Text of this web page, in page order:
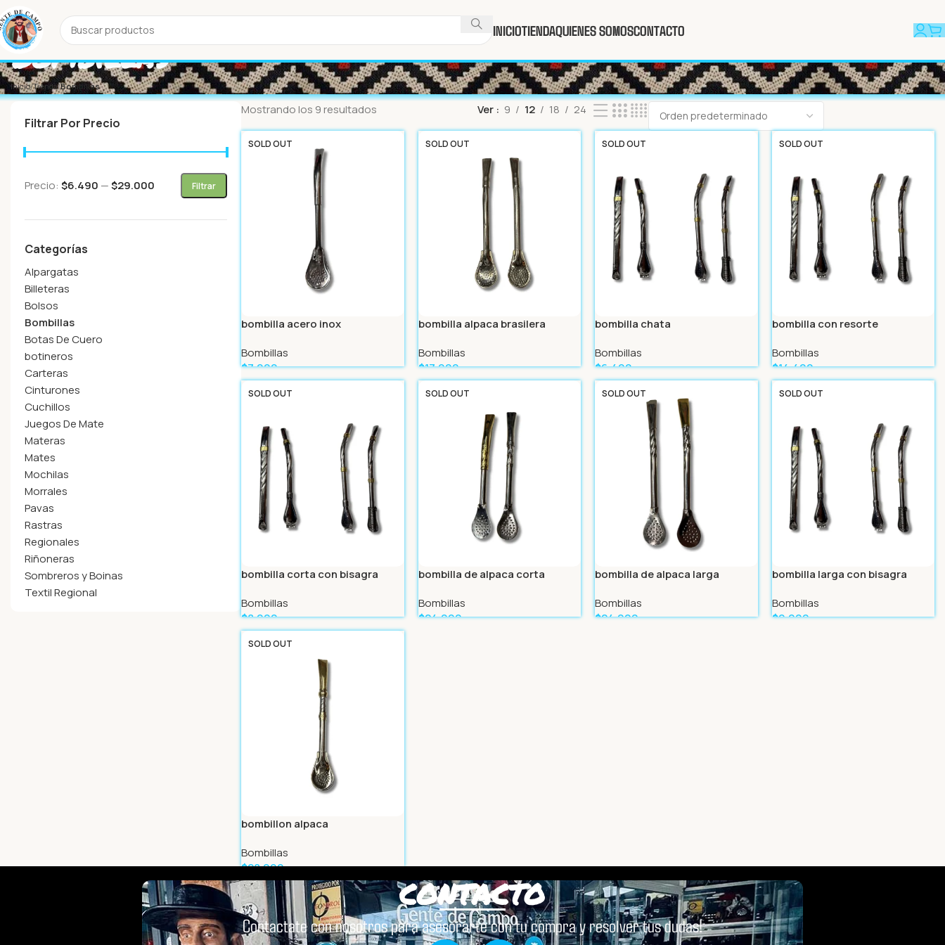
INICIOTIENDAQUIENES SOMOSCONTACTO
Bombillas
Inicio Tienda Bombillas
Filtrar Por Precio
Filtrar
Precio: $6.490 —$29.000
Categorías
Alpargatas
Billeteras
Bolsos
Bombillas
Botas De Cuero
botineros
Carteras
Cinturones
Cuchillos
Juegos De Mate
Materas
Mates
Mochilas
Morrales
Pavas
Rastras
Regionales
Riñoneras
Sombreros y Boinas
Textil Regional
Mostrando los 9 resultados Ver 9 12 18 24
SOLD OUT
bombilla acero inox
Bombillas
$7.999
SOLD OUT
bombilla alpaca brasilera
Bombillas
$17.999
SOLD OUT
bombilla chata
Bombillas
$6.499
SOLD OUT
bombilla con resorte
Bombillas
$14.499
SOLD OUT
bombilla corta con bisagra
Bombillas
$8.999
SOLD OUT
bombilla de alpaca corta
Bombillas
$24.999
SOLD OUT
bombilla de alpaca larga
Bombillas
$24.999
SOLD OUT
bombilla larga con bisagra
Bombillas
$9.999
SOLD OUT
bombillon alpaca
Bombillas
$28.999
Leer Más CONTACTO
Contactate con nosotros para asesorarte con tu compra y resolver tus dudas!